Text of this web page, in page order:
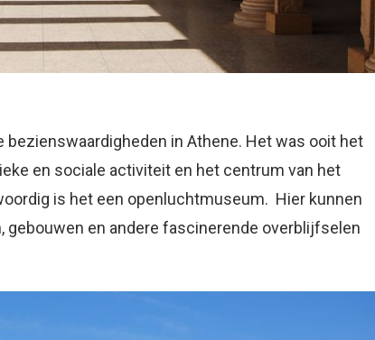
in Athene. Het was ooit het
en sociale activiteit en het centrum van het
is het een openluchtmuseum. Hier kunnen
gebouwen en andere fascinerende overblijfselen